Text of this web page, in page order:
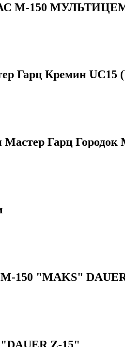
М-150
Гарц Кремин UС15
Мастер Гарц
"MAKS"
Z-15"